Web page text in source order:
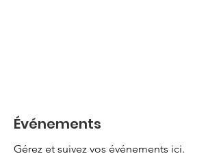
Événements
Gérez et suivez vos événements ici.